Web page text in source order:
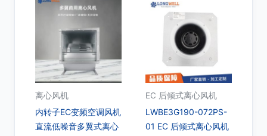
离心风机
内转子EC变频空调风机
直流低噪音多翼式离心
EC 后倾式离心风机
LWBE3G190-072PS-
01 EC 后倾式离心风机